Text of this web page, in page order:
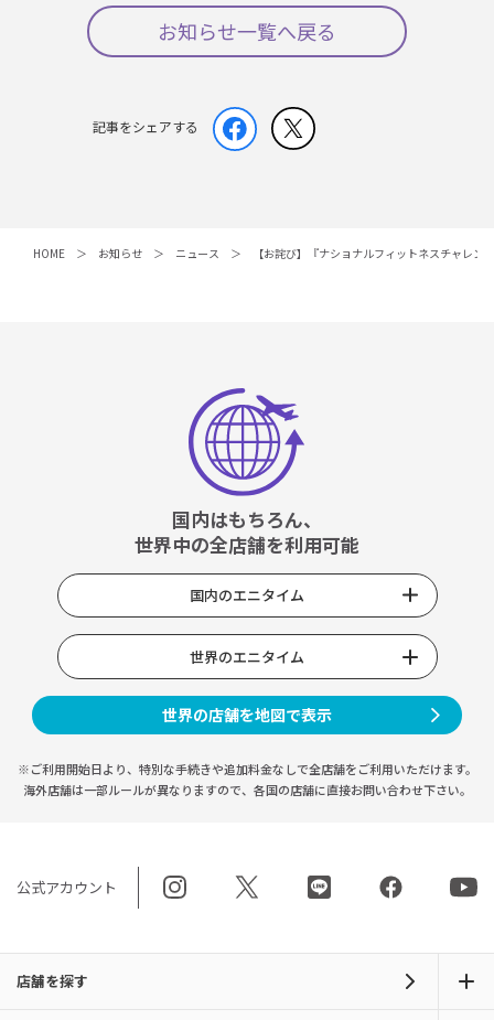
お知らせ一覧へ戻る
記事をシェアする
HOME お知らせ ニュース 【お詫び】『ナショナルフィットネスチャレ
国内はもちろん、
世界中の全店舗を利用可能
国内のエニタイム
世界のエニタイム
世界の店舗を地図で表示
※ご利用開始日より、特別な手続きや追加料金なしで全店舗をご利用いただけます。
海外店舗は一部ルールが異なりますので、 各国の店舗に直接お問い合わせ下さい。
公式アカウント
店舗を探す